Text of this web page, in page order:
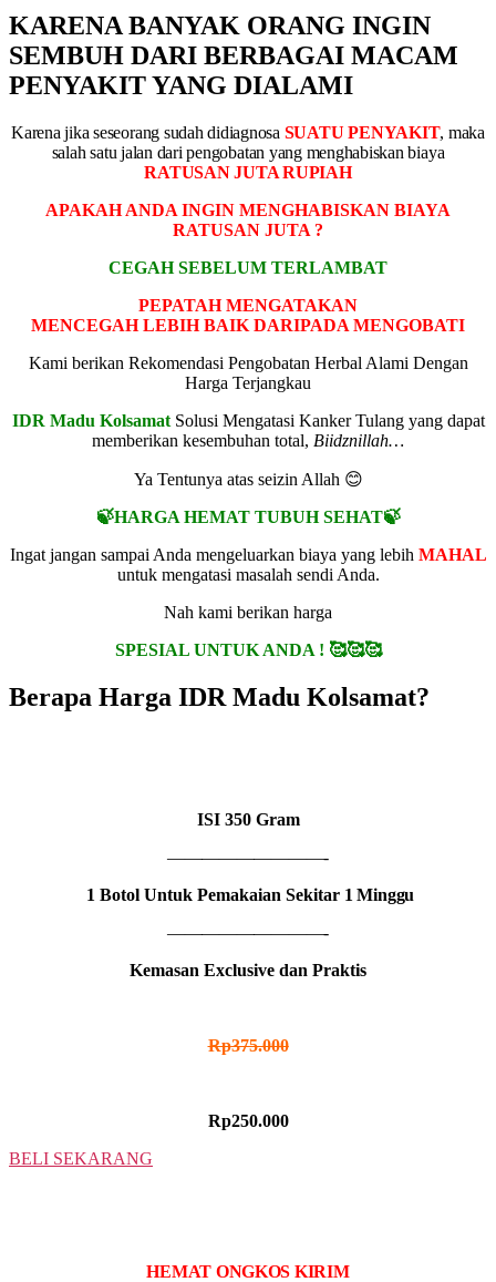
KARENA BANYAK ORANG INGIN
SEMBUH DARI BERBAGAI MACAM
PENYAKIT YANG DIALAMI
Karena jika seseorang sudah didiagnosa SUATU PENYAKIT, maka
salah satu jalan dari pengobatan yang menghabiskan biaya
RATUSAN JUTA RUPIAH
APAKAH ANDA INGIN MENGHABISKAN BIAYA
RATUSAN JUTA ?
CEGAH SEBELUM TERLAMBAT
PEPATAH MENGATAKAN
MENCEGAH LEBIH BAIK DARIPADA MENGOBATI
Kami berikan Rekomendasi Pengobatan Herbal Alami Dengan
Harga Terjangkau
IDR Madu Kolsamat Solusi Mengatasi Kanker Tulang yang dapat
memberikan kesembuhan total, Biidznillah…
Ya Tentunya atas seizin Allah 😊
🍃HARGA HEMAT TUBUH SEHAT🍃
Ingat jangan sampai Anda mengeluarkan biaya yang lebih MAHAL
untuk mengatasi masalah sendi Anda.
Nah kami berikan harga
SPESIAL UNTUK ANDA ! 🥰🥰🥰
Berapa Harga IDR Madu Kolsamat?
ISI350 Gram
—————————-
1 Botol Untuk Pemakaian Sekitar 1 Minggu
—————————-
Kemasan Exclusive dan Praktis
Rp375.000
Rp250.000
BELI SEKARANG
HEMAT ONGKOS KIRIM